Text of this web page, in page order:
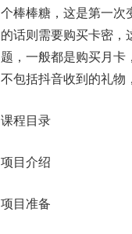
个棒棒糖，这是第一次
的话则需要购买卡密
题，一般都是购买月卡
不包括抖音收到的礼物
课程目录
项目介绍
项目准备